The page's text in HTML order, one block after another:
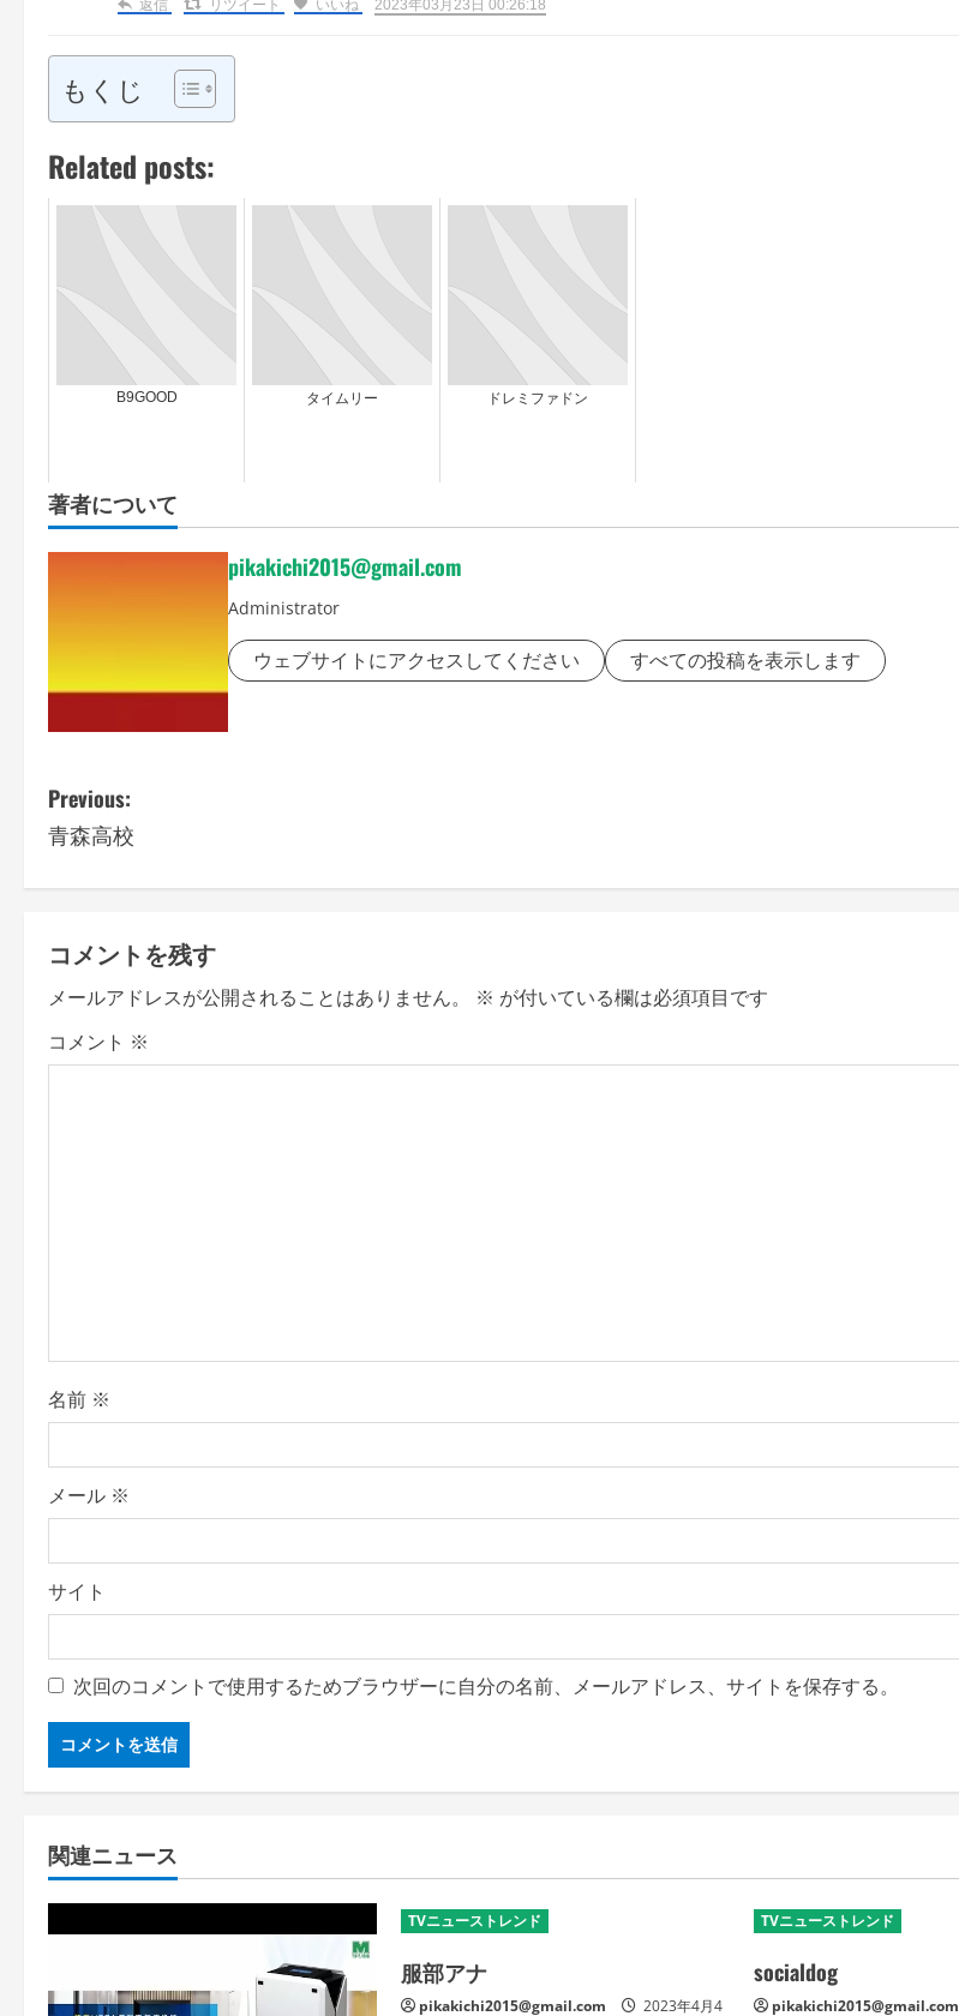
返信 リツイート いいね 2023年03月23日 00:26:18
もくじ
Related posts:
B9GOOD タイムリー ドレミファドン
著者について
pikakichi2015@gmail.com
Administrator
ウェブサイトにアクセスしてください すべての投稿を表示します
P
o
s
t
n
a
i
o
n
Previous:
青森高校
コメントを残す
メールアドレスが公開されることはありません。 ※ が付いている欄は必須項目です
コメント ※
名前 ※
メール ※
サイト
次回のコメントで使用するためブラウザーに自分の名前、メールアドレス、サイトを保存する。
関連ニュース
TVニューストレンド
服部アナ
pikakichi2015@gmail.com 2023年4月4
TVニューストレンド
socialdog
pikakichi2015@gmail.com